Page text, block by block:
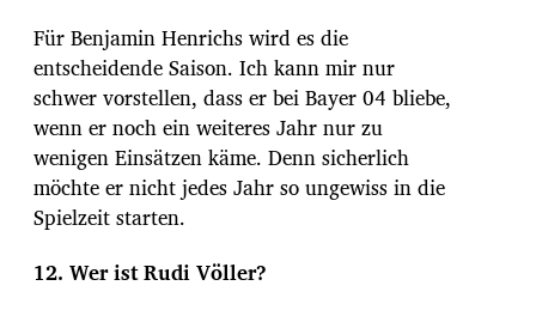
Für Benjamin Henrichs wird es die
entscheidende Saison. Ich kann mir nur
schwer vorstellen, dass er bei Bayer 04 bliebe,
wenn er noch ein weiteres Jahr nur zu
wenigen Einsätzen käme. Denn sicherlich
möchte er nicht jedes Jahr so ungewiss in die
Spielzeit starten.
12. Wer ist Rudi Völler?